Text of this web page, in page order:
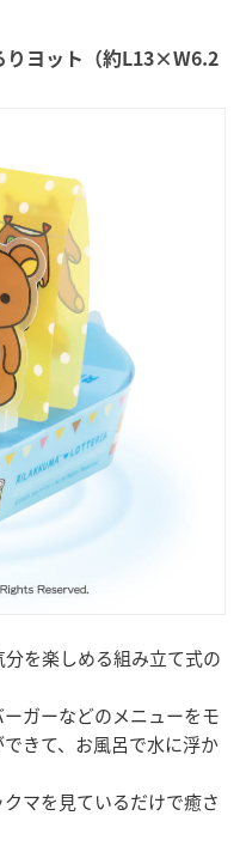
りヨット（約L13×W6.2
を楽しめる組み立て式の
ガーなどのメニューをモ
きて、お風呂で水に浮か
マを見ているだけで癒さ